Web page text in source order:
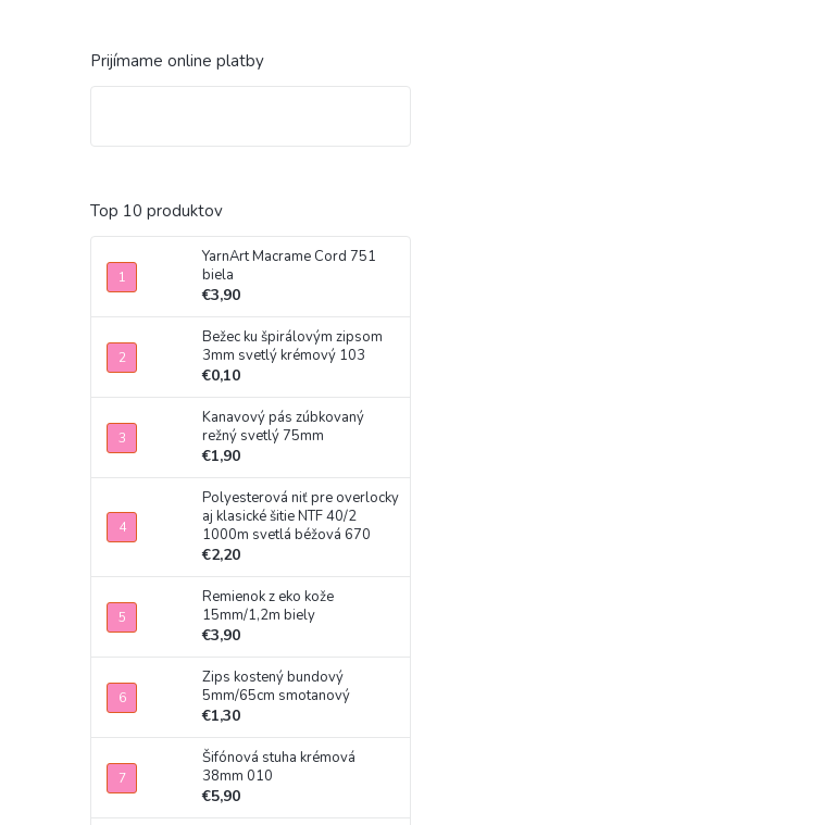
Prijímame online platby
Top 10 produktov
YarnArt Macrame Cord 751
biela
€3,90
Bežec ku špirálovým zipsom
3mm svetlý krémový 103
€0,10
Kanavový pás zúbkovaný
režný svetlý 75mm
€1,90
Polyesterová niť pre overlocky
aj klasické šitie NTF 40/2
1000m svetlá béžová 670
€2,20
Remienok z eko kože
15mm/1,2m biely
€3,90
Zips kostený bundový
5mm/65cm smotanový
€1,30
Šifónová stuha krémová
38mm 010
€5,90